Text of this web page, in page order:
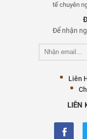
tế chuyên
Để nhận
Liên
LIÊN